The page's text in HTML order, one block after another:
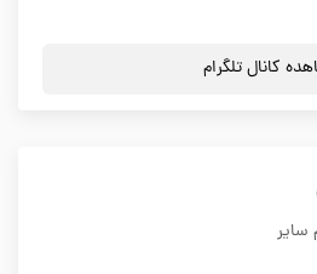
کانال تلگرام
سایر